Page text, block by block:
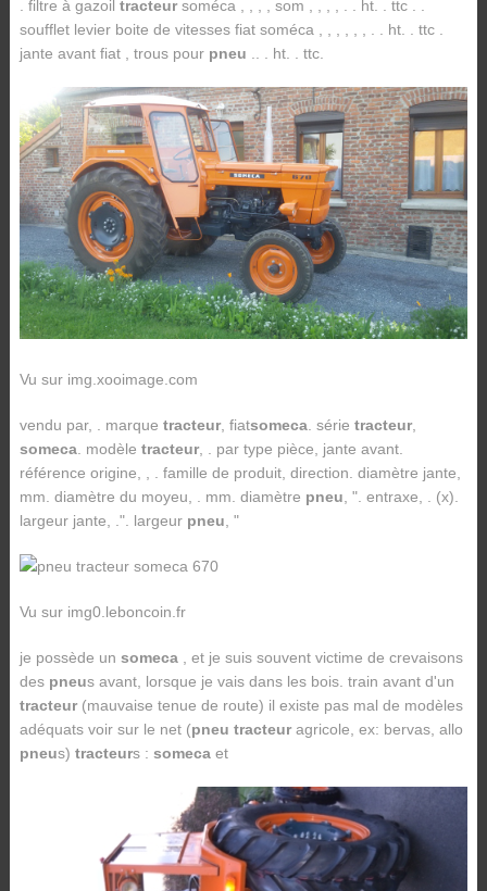
. filtre à gazoil tracteursoméca , , , , som , , , , . . ht. . ttc . .
soufflet levier boite de vitesses fiat soméca , , , , , , . . ht. . ttc .
jante avant fiat , trous pour pneu .. . ht. . ttc.
Vu sur img.xooimage.com
vendu par, . marque tracteur, fiatsomeca. série tracteur,
someca. modèle tracteur, . par type pièce, jante avant.
référence origine, , . famille de produit, direction. diamètre jante,
mm. diamètre du moyeu, . mm. diamètre pneu, ". entraxe, . (x).
largeur jante, .". largeur pneu, "
Vu sur img0.leboncoin.fr
je possède un someca, et je suis souvent victime de crevaisons
des pneus avant, lorsque je vais dans les bois. train avant d'un
tracteur(mauvaise tenue de route) il existe pas mal de modèles
adéquats voir sur le net (pneu tracteuragricole, ex: bervas, allo
pneus) tracteurs : somecaet